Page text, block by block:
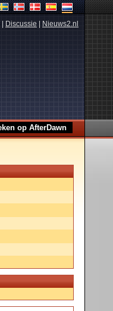
Discussie Nieuws2.nl